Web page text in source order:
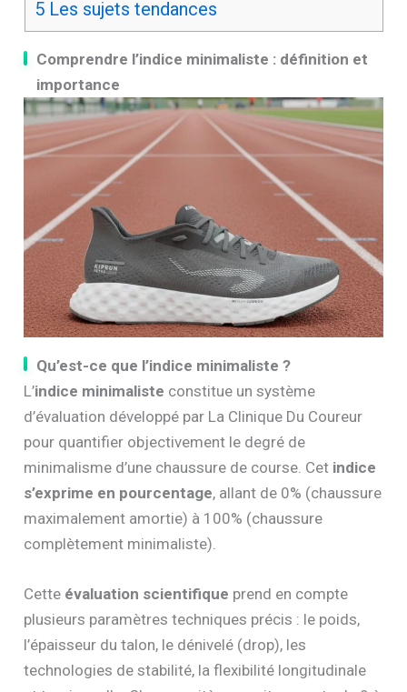
5Les sujets tendances
Comprendre l’indice minimaliste : définition et
importance
Qu’est-ce que l’indice minimaliste ?
L’indice minimaliste constitue un système
d’évaluation développé par La Clinique Du Coureur
pour quantifier objectivement le degré de
minimalisme d’une chaussure de course. Cet indice
s’exprime en pourcentage, allant de 0% (chaussure
maximalement amortie) à 100% (chaussure
complètement minimaliste).
Cette évaluation scientifique prend en compte
plusieurs paramètres techniques précis : le poids,
l’épaisseur du talon, le dénivelé (drop), les
technologies de stabilité, la flexibilité longitudinale